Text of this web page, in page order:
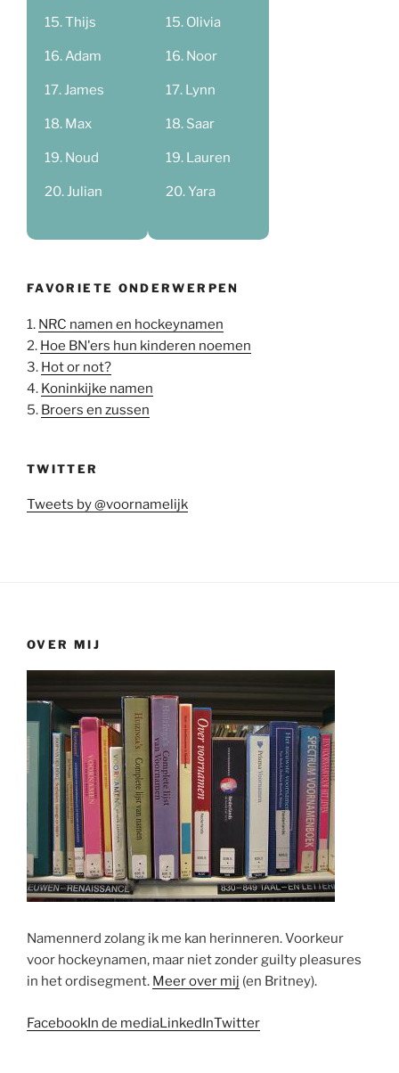
Thijs
Adam
James
Max
Noud
Julian
Olivia
Noor
Lynn
Saar
Lauren
Yara
FAVORIETE ONDERWERPEN
1. NRC namen en hockeynamen
2. Hoe BN'ers hun kinderen noemen
3. Hot or not?
4. Koninkijke namen
5. Broers en zussen
TWITTER
Tweets by @voornamelijk
OVER MIJ
Namennerd zolang ik me kan herinneren. Voorkeur
voor hockeynamen, maar niet zonder guilty pleasures
in het ordisegment. Meer over mij (en Britney).
FacebookIn de mediaLinkedInTwitter